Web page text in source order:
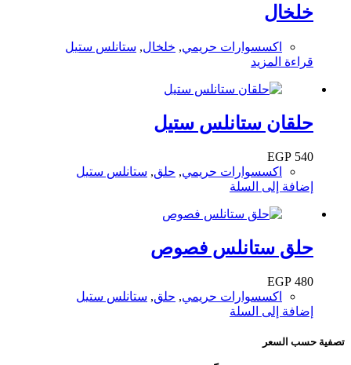
خلخال
اكسسوارات حريمي, خلخال, ستانلس ستيل
قراءة المزيد
حلقان ستانلس ستيل
EGP 540
اكسسوارات حريمي, حلق, ستانلس ستيل
إضافة إلى السلة
حلق ستانلس فصوص
EGP 480
اكسسوارات حريمي, حلق, ستانلس ستيل
إضافة إلى السلة
تصفية حسب السعر